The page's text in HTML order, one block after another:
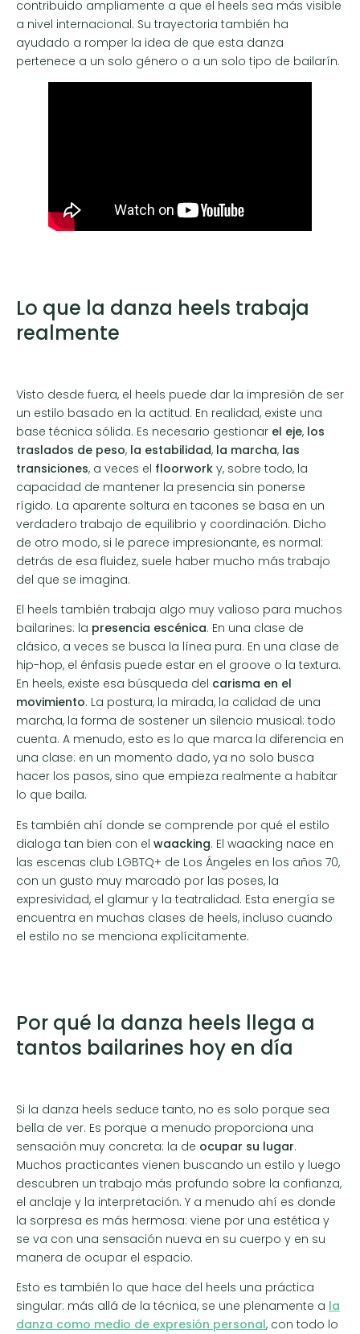
contribuido ampliamente a que el heels sea más visible
a nivel internacional. Su trayectoria también ha
ayudado a romper la idea de que esta danza
pertenece a un solo género o a un solo tipo de bailarín.
Lo que la danza heels trabaja
realmente
Visto desde fuera, el heels puede dar la impresión de ser
un estilo basado en la actitud. En realidad, existe una
base técnica sólida. Es necesario gestionar el eje, los
traslados de peso, la estabilidad, la marcha, las
transiciones, a veces el floorwork y, sobre todo, la
capacidad de mantener la presencia sin ponerse
rígido. La aparente soltura en tacones se basa en un
verdadero trabajo de equilibrio y coordinación. Dicho
de otro modo, si le parece impresionante, es normal:
detrás de esa fluidez, suele haber mucho más trabajo
del que se imagina.
El heels también trabaja algo muy valioso para muchos
bailarines: la presencia escénica. En una clase de
clásico, a veces se busca la línea pura. En una clase de
hip-hop, el énfasis puede estar en el groove o la textura.
En heels, existe esa búsqueda del carisma en el
movimiento. La postura, la mirada, la calidad de una
marcha, la forma de sostener un silencio musical: todo
cuenta. A menudo, esto es lo que marca la diferencia en
una clase: en un momento dado, ya no solo busca
hacer los pasos, sino que empieza realmente a habitar
lo que baila.
Es también ahí donde se comprende por qué el estilo
dialoga tan bien con el waacking. El waacking nace en
las escenas club LGBTQ+ de Los Ángeles en los años 70,
con un gusto muy marcado por las poses, la
expresividad, el glamur y la teatralidad. Esta energía se
encuentra en muchas clases de heels, incluso cuando
el estilo no se menciona explícitamente.
Por qué la danza heels llega a
tantos bailarines hoy en día
Si la danza heels seduce tanto, no es solo porque sea
bella de ver. Es porque a menudo proporciona una
sensación muy concreta: la de ocupar su lugar.
Muchos practicantes vienen buscando un estilo y luego
descubren un trabajo más profundo sobre la confianza,
el anclaje y la interpretación. Y a menudo ahí es donde
la sorpresa es más hermosa: viene por una estética y
se va con una sensación nueva en su cuerpo y en su
manera de ocupar el espacio.
Esto es también lo que hace del heels una práctica
singular: más allá de la técnica, se une plenamente a la
danza como medio de expresión personal, con todo lo